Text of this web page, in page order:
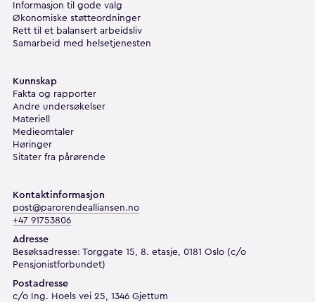
Informasjon til gode valg
Økonomiske støtteordninger
Rett til et balansert arbeidsliv
Samarbeid med helsetjenesten
Kunnskap
Fakta og rapporter
Andre undersøkelser
Materiell
Medieomtaler
Høringer
Sitater fra pårørende
Kontaktinformasjon
post@parorendealliansen.no
+47 91753806
Adresse
Besøksadresse: Torggate 15, 8. etasje, 0181 Oslo (c/o
Pensjonistforbundet)
Postadresse
c/o Ing. Hoels vei 25, 1346 Gjettum